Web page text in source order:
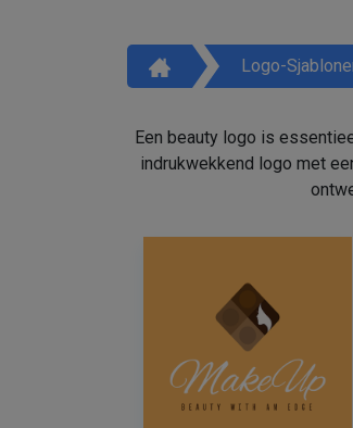
Logo-
Een beauty logo is
indrukwekkend logo met